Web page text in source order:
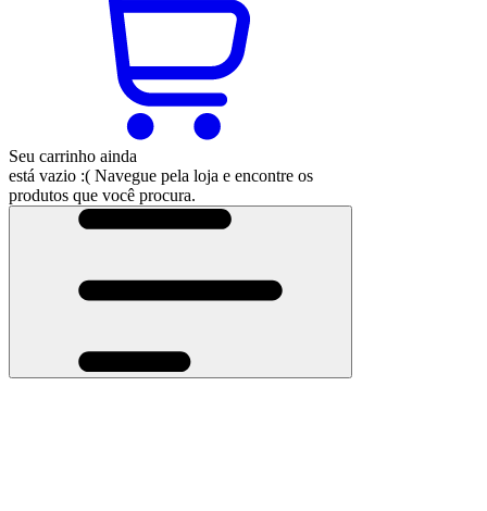
Seu carrinho ainda
está vazio :( Navegue pela loja e encontre os
produtos que você procura.